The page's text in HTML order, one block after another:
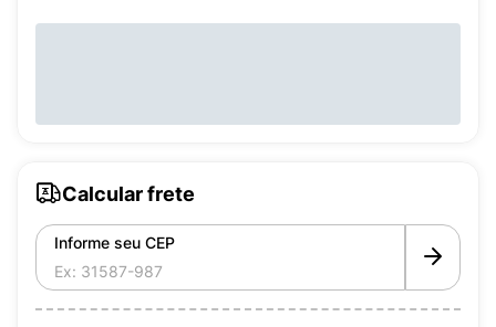
Calcular frete
Informe seu CEP